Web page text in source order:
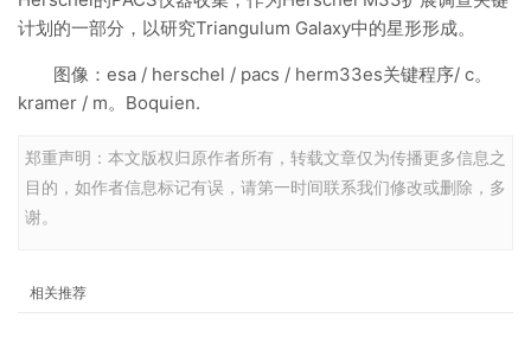
计划的一部分，以研究Triangulum Galaxy中的星形形成。
图像：esa / herschel / pacs / herm33es关键程序/ c。
kramer / m。Boquien.
郑重声明：本文版权归原作者所有，转载文章仅为传播更多信息之
目的，如作者信息标记有误，请第一时间联系我们修改或删除，多
谢。
相关推荐